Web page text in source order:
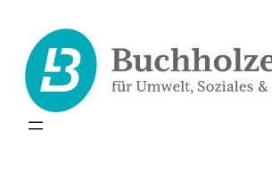
Inhalt
springen